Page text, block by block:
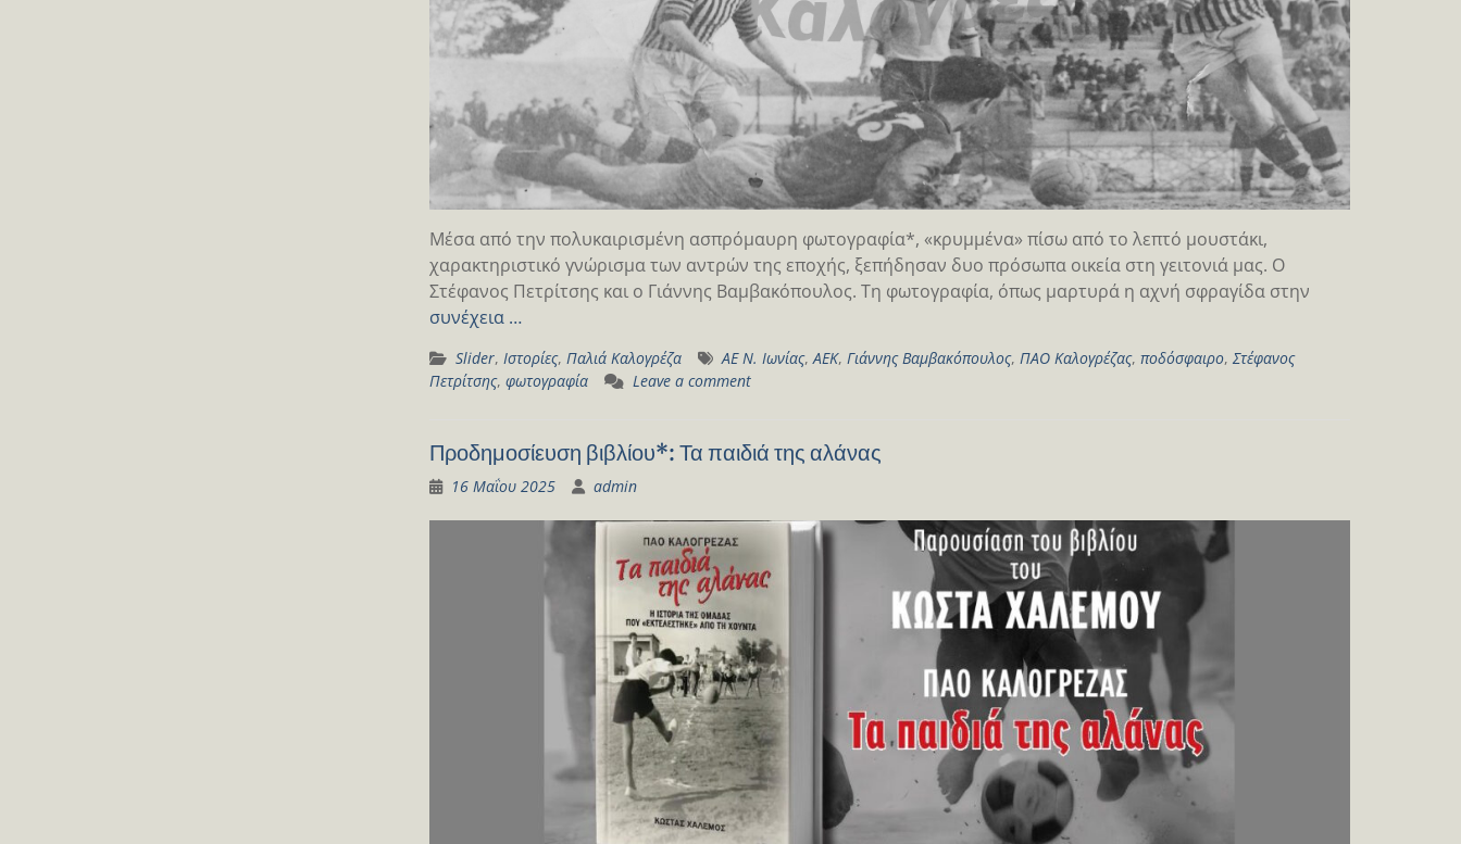
Μέσα από την πολυκαιρισμένη ασπρόμαυρη φωτογραφία*, «κρυμμένα» πίσω από το λεπτό μουστάκι,
χαρακτηριστικό γνώρισμα των αντρών της εποχής, ξεπήδησαν δυο πρόσωπα οικεία στη γειτονιά μας. Ο
Στέφανος Πετρίτσης και ο Γιάννης Βαμβακόπουλος. Τη φωτογραφία, όπως μαρτυρά η αχνή σφραγίδα στην
συνέχεια …
Slider, Ιστορίες, Παλιά Καλογρέζα ΑΕ Ν. Ιωνίας,ΑΕΚ, Γιάννης Βαμβακόπουλος, ΠΑΟ Καλογρέζας, ποδόσφαιρο, Στέφανος
Πετρίτσης, φωτογραφία Leave a comment
Προδημοσίευση βιβλίου*: Τα παιδιά της αλάνας
16 Μαΐου 2025 admin